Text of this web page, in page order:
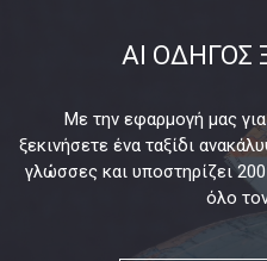
AI ΟΔΗΓΟΣ
Με την εφαρμογή μας
ξεκινήσετε ένα ταξίδι
γλώσσες και υποστηρίζει
όλο